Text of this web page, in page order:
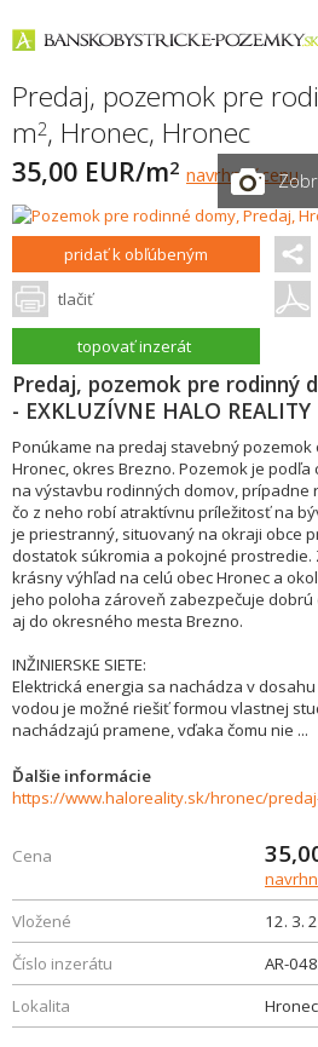
Predaj, pozemok pre
m2, Hronec, Hronec
35,00 EUR/m2 navrhnúť cenu
pridať k obľúbeným
tlačiť
topovať inzerát
Predaj, pozemok pre rodinný
- EXKLUZÍVNE HALO REALITY
Ponúkame na predaj stavebný pozemok
Hronec, okres Brezno. Pozemok je
na výstavbu rodinných domov, prípadne
čo z neho robí atraktívnu príležitosť na
je priestranný, situovaný na okraji obce
dostatok súkromia a pokojné prostredie.
krásny výhľad na celú obec Hronec a
jeho poloha zároveň zabezpečuje
aj do okresného mesta Brezno.
INŽINIERSKE SIETE:
Elektrická energia sa nachádza v
vodou je možné riešiť formou vlastnej
nachádzajú pramene, vďaka čomu nie ...
Ďalšie informácie
Cena
Vložené
12. 3.
Číslo inzerátu
AR-
Lokalita
Hronec